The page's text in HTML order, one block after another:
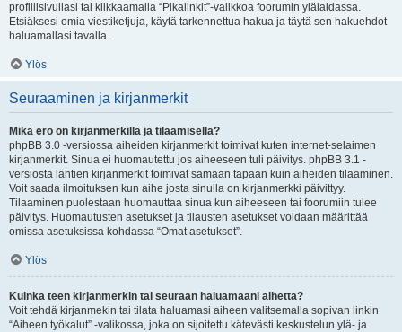
profiilisivullasi tai klikkaamalla “Pikalinkit”-valikkoa foorumin ylälaidassa.
Etsiäksesi omia viestiketjuja, käytä tarkennettua hakua ja täytä sen hakuehdot
haluamallasi tavalla.
Ylös
Seuraaminen ja kirjanmerkit
Mikä ero on kirjanmerkillä ja tilaamisella?
phpBB 3.0 -versiossa aiheiden kirjanmerkit toimivat kuten internet-selaimen
kirjanmerkit. Sinua ei huomautettu jos aiheeseen tuli päivitys. phpBB 3.1 -
versiosta lähtien kirjanmerkit toimivat samaan tapaan kuin aiheiden tilaaminen.
Voit saada ilmoituksen kun aihe josta sinulla on kirjanmerkki päivittyy.
Tilaaminen puolestaan huomauttaa sinua kun aiheeseen tai foorumiin tulee
päivitys. Huomautusten asetukset ja tilausten asetukset voidaan määrittää
omissa asetuksissa kohdassa “Omat asetukset”.
Ylös
Kuinka teen kirjanmerkin tai seuraan haluamaani aihetta?
Voit tehdä kirjanmekin tai tilata haluamasi aiheen valitsemalla sopivan linkin
“Aiheen työkalut” -valikossa, joka on sijoitettu kätevästi keskustelun ylä- ja